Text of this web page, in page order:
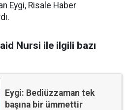
Eygi, Risale Haber
Nursi ile ilgili bazı
Eygi: Bediüzzaman tek
başına bir ümmettir